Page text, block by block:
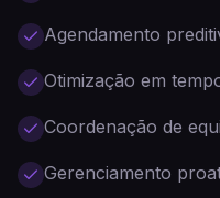
Agendamento
Otimização em
Coordenação de
Gerenciamento